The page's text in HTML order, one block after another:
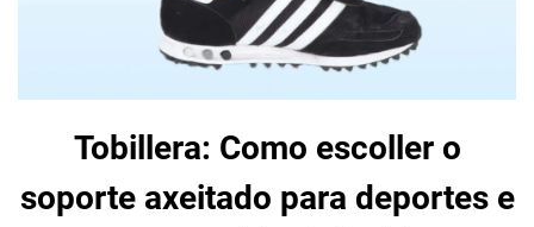
Tobillera: Como escoller o
soporte axeitado para deportes e